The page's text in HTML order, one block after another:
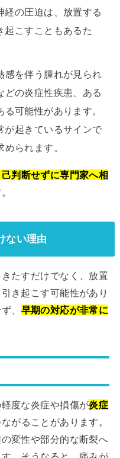
経の圧迫は、放置する
起こすこともあるた
感を伴う腫れが見られ
どの炎症性疾患、ある
る可能性があります。
が起きているサインで
められます。
己判断せずに専門家へ相
ない理由
たすだけでなく、放置
き起こす可能性があり
、 早期の対応が非常に
度な炎症や損傷が炎症
がることがあります。
変性や部分的な断裂へ